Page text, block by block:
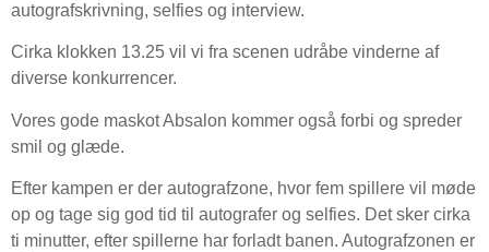
autografskrivning, selfies og interview.
Cirka klokken 13.25 vil vi fra scenen udråbe vinderne af
diverse konkurrencer.
Vores gode maskot Absalon kommer også forbi og spreder
smil og glæde.
Efter kampen er der autografzone, hvor fem spillere vil møde
op og tage sig god tid til autografer og selfies. Det sker cirka
ti minutter, efter spillerne har forladt banen. Autografzonen er